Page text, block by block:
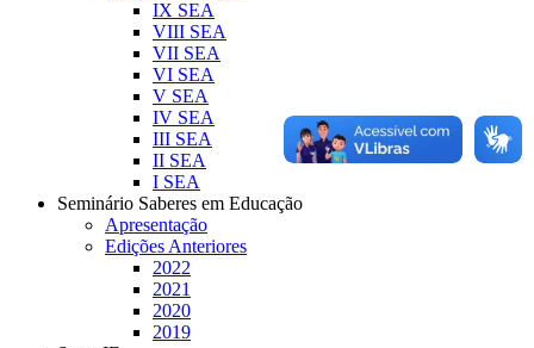
IX SEA
VIII SEA
VII SEA
VI SEA
V SEA
IV SEA
III SEA
II SEA
I SEA
Seminário Saberes em Educação
Apresentação
Edições Anteriores
2022
2021
2020
2019